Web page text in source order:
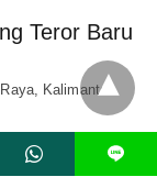
Teror Baru
Kalimantan
L